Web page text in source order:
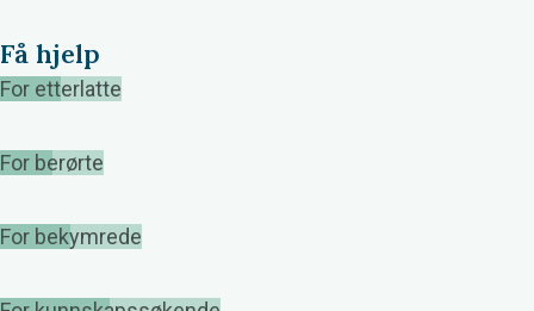
Få hjelp
For etterlatte
For berørte
For bekymrede